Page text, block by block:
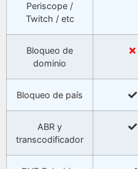
Periscope /
Twitch / etc
Bloqueo de
dominio
Bloqueo de país
ABR y
transcodificador